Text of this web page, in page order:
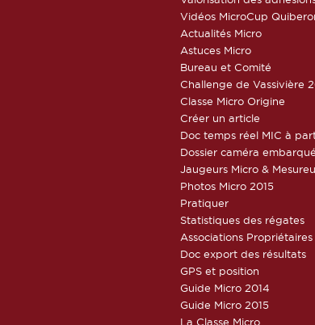
Vidéos MicroCup
Actualités Micro
Astuces Micro
Bureau et Comité
Challenge de Vassivière
Classe Micro Origine
Créer un article
Doc temps réel MIC à
Dossier caméra
Jaugeurs Micro &
Photos Micro 2015
Pratiquer
Statistiques des régates
Associations Propriétaires
Doc export des résultats
GPS et position
Guide Micro 2014
Guide Micro 2015
La Classe Micro